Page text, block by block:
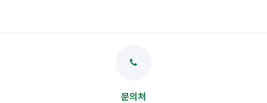
문의처